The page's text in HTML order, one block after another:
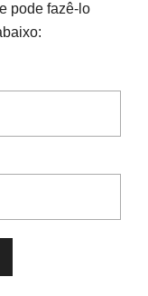
pode fazê-lo